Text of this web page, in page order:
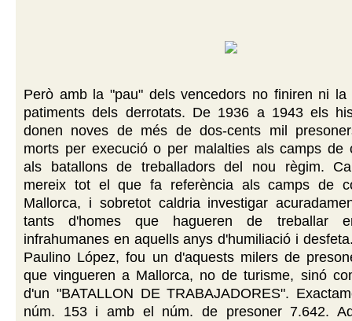
Però amb la "pau" dels vencedors no finiren ni
patiments dels derrotats. De 1936 a 1943 els
donen noves de més de dos-cents mil
morts per execució o per malalties als camps de
als batallons de treballadors del nou règim.
mereix tot el que fa referència als camps de
Mallorca, i sobretot caldria investigar
tants d'homes que hagueren de treballar
infrahumanes en aquells anys d'humiliació i
Paulino López, fou un d'aquests milers de
que vingueren a Mallorca, no de turisme, sinó
d'un "BATALLON DE TRABAJADORES".
núm. 153 i amb el núm. de presoner 7.642.